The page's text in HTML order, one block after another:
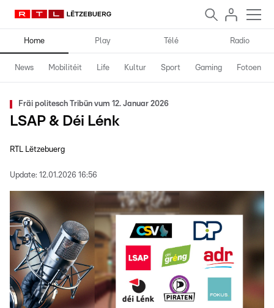
Home Play Télé Radio
News Mobilitéit Life Kultur Sport Gaming Fotoen
Fräi politesch Tribün vum 12. Januar 2026
LSAP & Déi Lénk
RTL Lëtzebuerg
Update: 12.01.2026 16:56